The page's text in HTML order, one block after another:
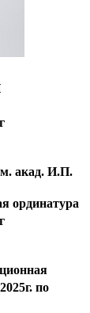
акад. И.П.
ординатура
по